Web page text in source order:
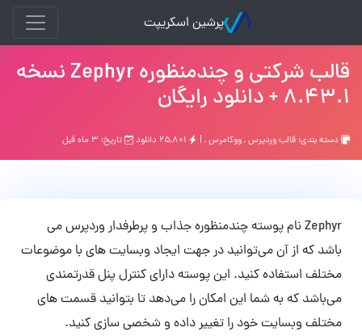
پرشین اسکریپت
قالب شرکتی و چندمنظوره Zephyr نسخه
8.43.1 + دانلود رایگان
دسته بندی: قالب وردپرس,ووکامرس, | تاریخ: ۳ ماه قبل
Zephyr نام پوسته چندمنظوره جذاب و پرطرفدار وردپرس می‌
باشد که از آن می‌توانید در جهت ایجاد وبسایت های با موضوعات
مختلف استفاده کنید. این پوسته دارای کنترل پنل قدرتمندی
می‌باشد که به شما این امکان را می‌دهد تا بتوانید قسمت های
مختلف وبسایت خود را تغییر داده و شخصی سازی کنید.